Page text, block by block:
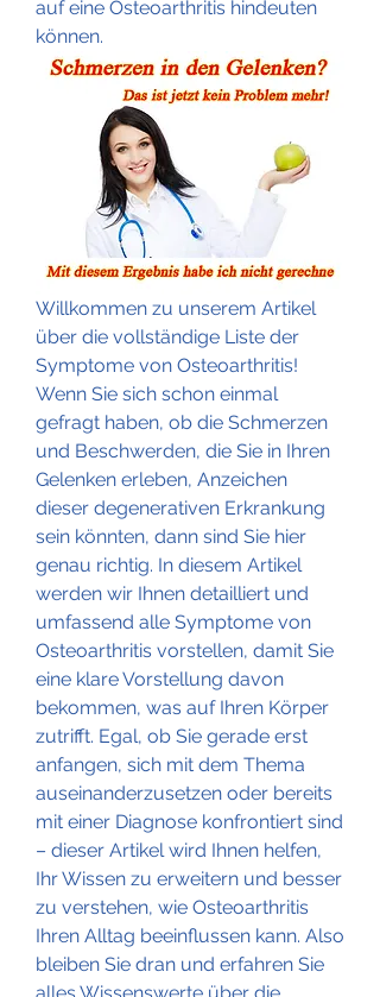
auf eine Osteoarthritis hindeuten
können.
Willkommen zu unserem Artikel
über die vollständige Liste der
Symptome von Osteoarthritis!
Wenn Sie sich schon einmal
gefragt haben, ob die Schmerzen
und Beschwerden, die Sie in Ihren
Gelenken erleben, Anzeichen
dieser degenerativen Erkrankung
sein könnten, dann sind Sie hier
genau richtig. In diesem Artikel
werden wir Ihnen detailliert und
umfassend alle Symptome von
Osteoarthritis vorstellen, damit Sie
eine klare Vorstellung davon
bekommen, was auf Ihren Körper
zutrifft. Egal, ob Sie gerade erst
anfangen, sich mit dem Thema
auseinanderzusetzen oder bereits
mit einer Diagnose konfrontiert sind
– dieser Artikel wird Ihnen helfen,
Ihr Wissen zu erweitern und besser
zu verstehen, wie Osteoarthritis
Ihren Alltag beeinflussen kann. Also
bleiben Sie dran und erfahren Sie
alles Wissenswerte über die